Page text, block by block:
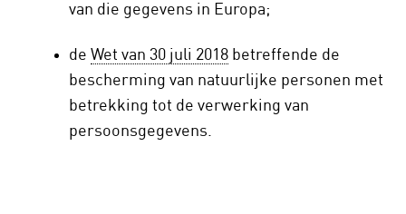
van die gegevens in Europa;
de Wet van 30 juli 2018 betreffende de
bescherming van natuurlijke personen met
betrekking tot de verwerking van
persoonsgegevens.